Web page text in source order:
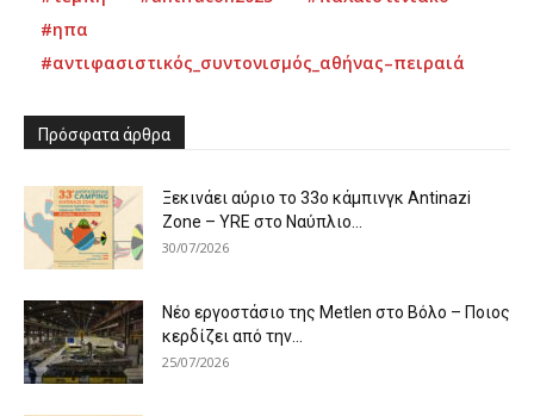
#ηπα
#αντιφασιστικός_συντονισμός_αθήνας–πειραιά
Πρόσφατα άρθρα
Ξεκινάει αύριο το 33ο κάμπινγκ Antinazi
Zone – YRE στο Ναύπλιο...
30/07/2026
Νέο εργοστάσιο της Metlen στο Βόλο – Ποιος
κερδίζει από την...
25/07/2026